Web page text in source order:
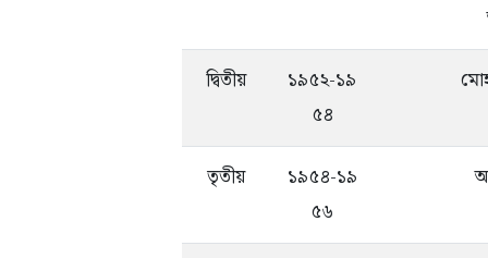
দ্বিতীয়
১৯৫২-১৯
৫৪
তৃতীয়
১৯৫৪-১৯
৫৬